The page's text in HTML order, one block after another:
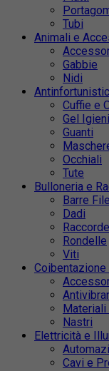
Tubi
Animali e
Gabbie
Nidi
Cuffie e
Gel
Guanti
Occhiali
Tute
Bulloneria e
Barre
Dadi
Rondelle
Viti
Materiali
Nastri
Elettricità e
Cavi e